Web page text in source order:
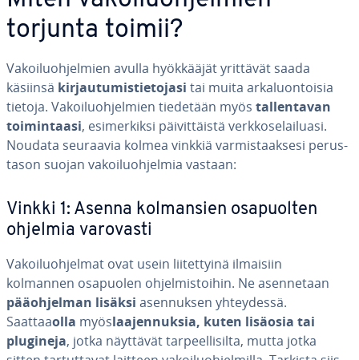
torjunta toimii?
Va­koi­luoh­jel­mien avulla hyök­kää­jät yrittävät saada
käsiinsä kir­jau­tu­mis­tie­to­ja­si tai muita ar­ka­luon­toi­sia
tietoja. Va­koi­luoh­jel­mien tiedetään myös tal­len­ta­van
toi­min­taa­si, esi­mer­kik­si päi­vit­täis­tä verk­ko­se­lai­lua­si.
Noudata seuraavia kolmea vinkkiä var­mis­taak­se­si pe­rus­
ta­son suojan va­koi­luoh­jel­mia vastaan:
Vinkki 1: Asenna kol­man­sien os­a­puol­ten
ohjelmia varovasti
Va­koi­luoh­jel­mat ovat usein lii­tet­tyi­nä ilmaisiin
kolmannen osapuolen oh­jel­mis­toi­hin. Ne asen­ne­taan
pää­oh­jel­man lisäksi asen­nuk­sen yh­tey­des­sä.
Saattaaolla myöslaa­jen­nuk­sia, kuten lisäosia tai
plugineja, jotka näyttävät tar­peel­li­sil­ta, mutta jotka